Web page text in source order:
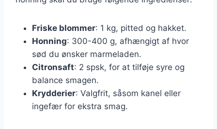
Friske blommer: 1 kg, pitted og hakket.
Honning: 300-400 g, afhængigt af hvor
sød du ønsker marmeladen.
Citronsaft: 2 spsk, for at tilføje syre og
balance smagen.
Krydderier: Valgfrit, såsom kanel eller
ingefær for ekstra smag.